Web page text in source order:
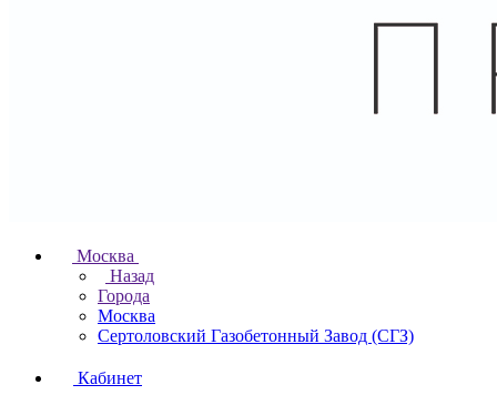
Москва
Назад
Города
Москва
Сертоловский Газобетонный Завод (СГЗ)
Кабинет